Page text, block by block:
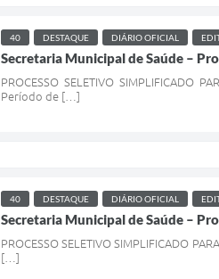
40 DESTAQUE DIÁRIO OFICIAL
Secretaria Municipal de Saúde –
PROCESSO SELETIVO SIMPLIFICADO
Período de […]
40 DESTAQUE DIÁRIO OFICIAL
Secretaria Municipal de Saúde –
PROCESSO SELETIVO SIMPLIFICADO
[…]